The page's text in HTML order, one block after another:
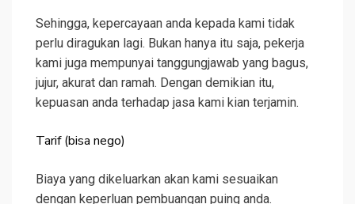
Sehingga, kepercayaan anda kepada kami tidak
perlu diragukan lagi. Bukan hanya itu saja, pekerja
kami juga mempunyai tanggungjawab yang bagus,
jujur, akurat dan ramah. Dengan demikian itu,
kepuasan anda terhadap jasa kami kian terjamin.
Tarif (bisa nego)
Biaya yang dikeluarkan akan kami sesuaikan
dengan keperluan pembuangan puing anda.